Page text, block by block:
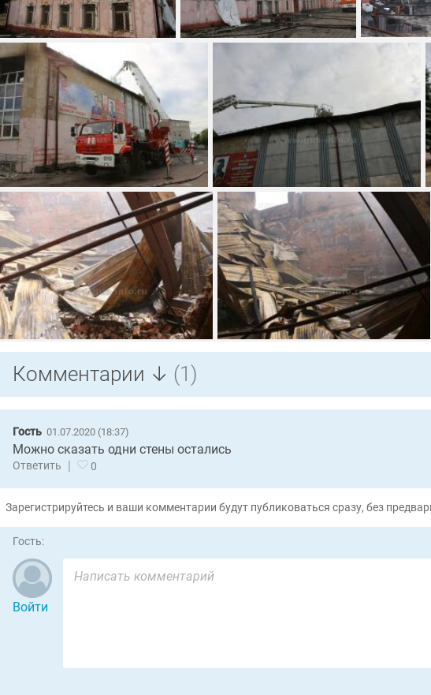
Комментарии ↓ (1)
Гость 01.07.2020 (18:37)
Можно сказать одни стены остались
Ответить | 0
Зарегистрируйтесь и ваши комментарии будут публиковаться сразу, без
Гость:
Войти